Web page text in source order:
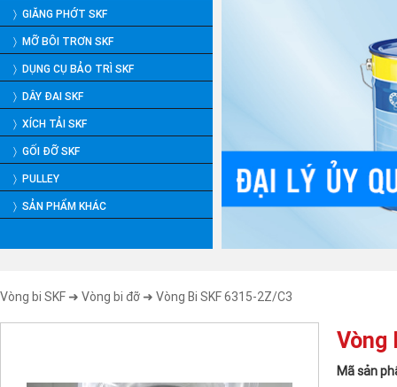
〉 GIĂNG PHỚT SKF
〉 MỠ BÔI TRƠN SKF
〉 DỤNG CỤ BẢO TRÌ SKF
〉 DÂY ĐAI SKF
〉 XÍCH TẢI SKF
〉 GỐI ĐỠ SKF
〉 PULLEY
〉 SẢN PHẨM KHÁC
Vòng bi SKF ➜ Vòng bi đỡ ➜ Vòng Bi SKF 6315-2Z/C3
Vòng
Mã sản